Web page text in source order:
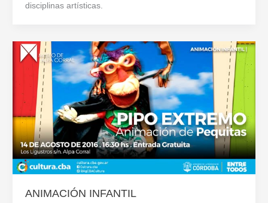
disciplinas artísticas.
ANIMACIÓN INFANTIL